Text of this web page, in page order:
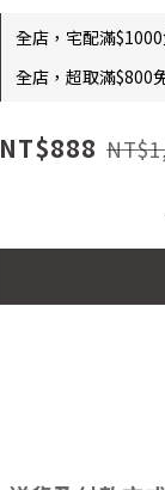
全店，宅配滿
全店，超取滿$800
NT$888